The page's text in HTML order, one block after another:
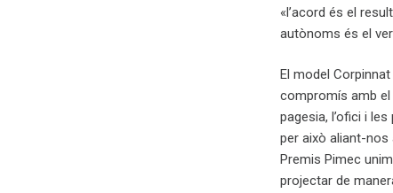
«l’acord és el
autònoms és el
El model Corpinnat
compromís amb el
pagesia, l’ofici i
per això aliant-nos
Premis Pimec
projectar de